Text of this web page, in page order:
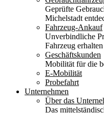
Geprüfte
Michelstadt
Fahrzeug-Ankauf
Unverbindliche
Fahrzeug erhalten
Geschäftskunden
Mobilität für die
E-Mobilität
Probefahrt
Unternehmen
Über das
Das